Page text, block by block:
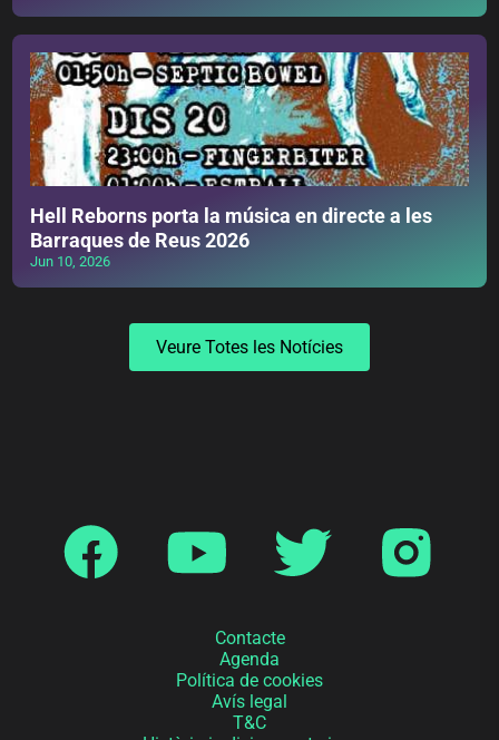
Hell Reborns porta la música en directe a les
Barraques de Reus 2026
Jun 10, 2026
Veure Totes les Notícies
Contacte
Agenda
Política de cookies
Avís legal
T&C